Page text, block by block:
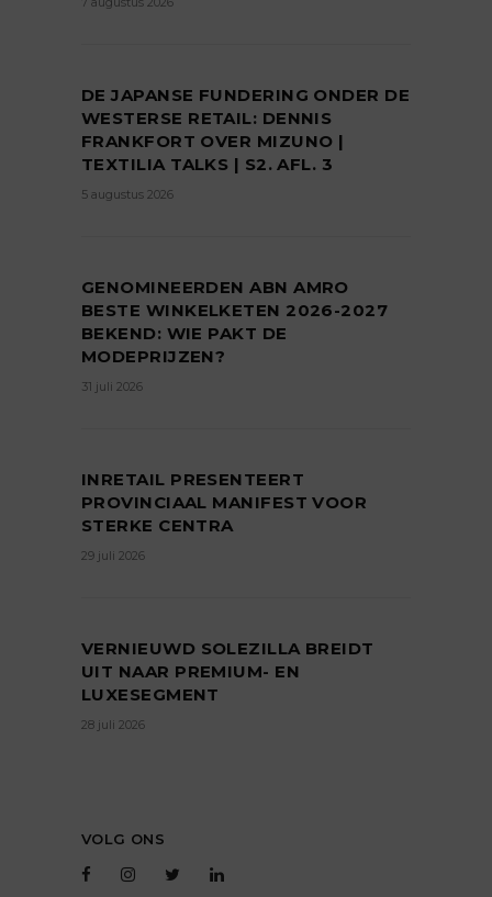
DE JAPANSE FUNDERING ONDER DE
WESTERSE RETAIL: DENNIS
FRANKFORT OVER MIZUNO |
TEXTILIA TALKS | S2. AFL. 3
5 augustus 2026
GENOMINEERDEN ABN AMRO
BESTE WINKELKETEN 2026-2027
BEKEND: WIE PAKT DE
MODEPRIJZEN?
31 juli 2026
INRETAIL PRESENTEERT
PROVINCIAAL MANIFEST VOOR
STERKE CENTRA
29 juli 2026
VERNIEUWD SOLEZILLA BREIDT
UIT NAAR PREMIUM- EN
LUXESEGMENT
28 juli 2026
VOLG ONS